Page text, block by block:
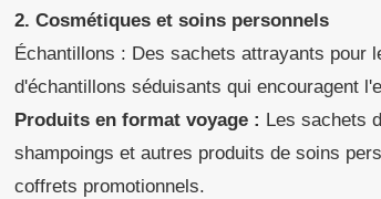
2. Cosmétiques et soins personnels
Échantillons : Des sachets attrayants pour
d'échantillons séduisants qui encouragent
Produits en format voyage : Les sachets
shampoings et autres produits de soins
coffrets promotionnels.